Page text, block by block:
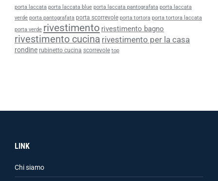
porta laccata porta laccata blue porta laccata pantografata porta laccata
verde porta pantografata porta scorrevole porta tortora porta tortora laccata
porta verde rivestimento rivestimento bagno
rivestimento cucina rivestimento per la casa
rondine rubinetto cucina scorrevole top
LINK
Chi siamo